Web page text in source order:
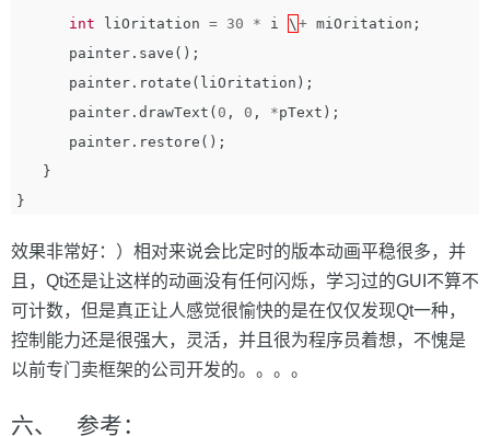
int
liOritation = 30 * i \ + miOritation ;
painter . save ();
painter . rotate ( liOritation );
painter . drawText ( 0 , 0 , *pText );
painter . restore ();
}
}
效果非常好：）相对来说会比定时的版本动画平稳很多，并
且，Qt还是让这样的动画没有任何闪烁，学习过的GUI不算不
可计数，但是真正让人感觉很愉快的是在仅仅发现Qt一种，
控制能力还是很强大，灵活，并且很为程序员着想，不愧是
以前专门卖框架的公司开发的。。。。
六、 参考：